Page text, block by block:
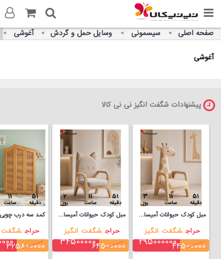
صفحه اصلی سیسمونی وسایل حمل و گردش آغوشی
آغوشی
پیشنهادات شگفت انگیز نی نی کالا
3
روز
11
ساعت
51
دقیقه
مبل کودک حیوانات آمیساچوب مدل زرافه
حراج شگفت انگیز
44500000
295000000 تومان
2
روز
11
ساعت
51
دقیقه
مبل کودک حیوانات آمیساچوب مدل گربه
حراج شگفت انگیز
64500000
34500000 تومان
11
ساعت
51
دقیقه
حراج شگفت
325800000